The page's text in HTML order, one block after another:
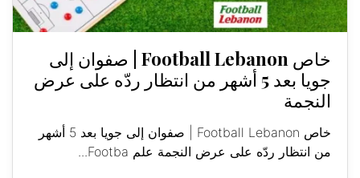
خاص Football Lebanon | صفوان إلى
جويا بعد 5 أشهر من انتظار ردّه على عرض
النجمة
خاص Football Lebanon | صفوان إلى جويا بعد 5 أشهر
من انتظار ردّه على عرض النجمة علم Footba...